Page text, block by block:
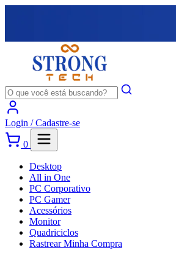
Login /Cadastre-se
0
Desktop
All in One
PC Corporativo
PC Gamer
Acessórios
Monitor
Quadriciclos
Rastrear Minha Compra